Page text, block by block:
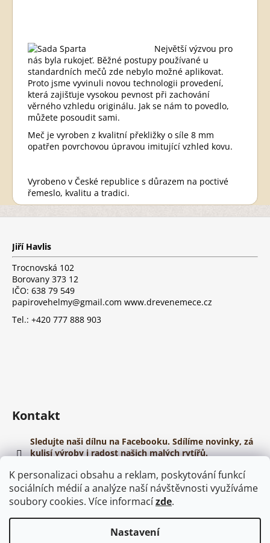
K personalizaci obsahu a reklam, poskytování funkcí
sociálních médií a analýze naší návštěvnosti využíváme
soubory cookies. Více informacízde.
Nastavení
Největší výzvou pro
nás byla rukojeť. Běžné postupy používané u
standardních mečů zde nebylo možné aplikovat.
Proto jsme vyvinuli novou technologii provedení,
která zajišťuje vysokou pevnost při zachování
věrného vzhledu originálu. Jak se nám to povedlo,
můžete posoudit sami.
Meč je vyroben z kvalitní překližky o síle 8 mm
opatřen povrchovou úpravou imitující vzhled kovu.
Vyrobeno v České republice s důrazem na poctivé
řemeslo, kvalitu a tradici.
Z
Jiří Havlis
Trocnovská 102
Borovany 373 12
IČO: 638 79 549
papirovehelmy@gmail.com www.drevenemece.cz
Tel.: +420 777 888 903
Kontakt
Sledujte naši dílnu na Facebooku. Sdílíme novinky, zá
kulisí výroby i radost našich malých rytířů.